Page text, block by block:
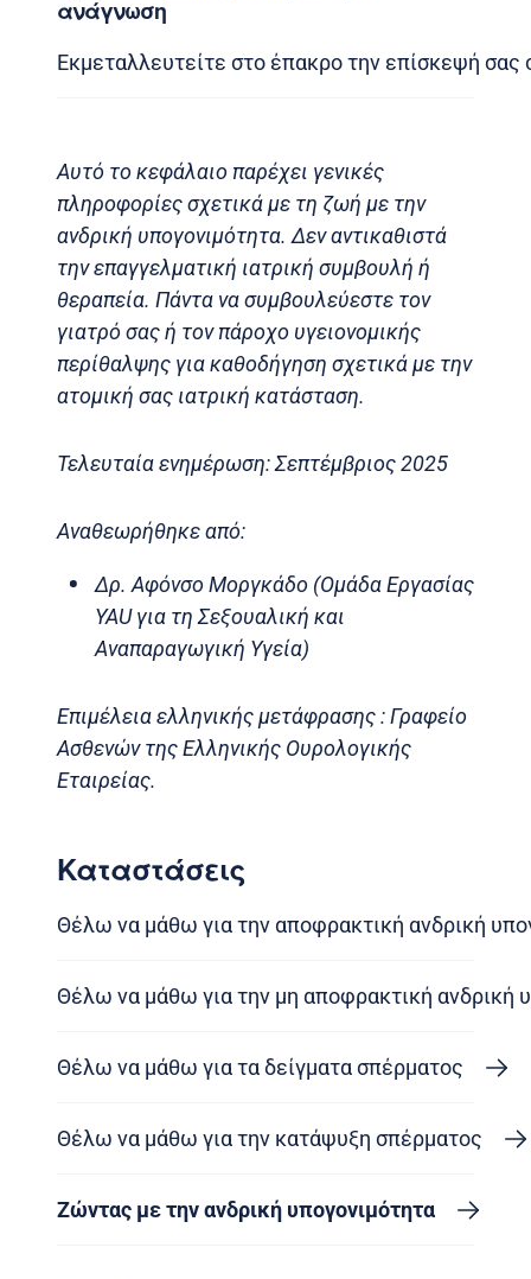
ανάγνωση
Εκμεταλλευτείτε στο έπακρο την επίσκεψή σας
Αυτό το κεφάλαιο παρέχει γενικές
πληροφορίες σχετικά με τη ζωή με την
ανδρική υπογονιμότητα. Δεν αντικαθιστά
την επαγγελματική ιατρική συμβουλή ή
θεραπεία. Πάντα να συμβουλεύεστε τον
γιατρό σας ή τον πάροχο υγειονομικής
περίθαλψης για καθοδήγηση σχετικά με την
ατομική σας ιατρική κατάσταση.
Τελευταία ενημέρωση: Σεπτέμβριος 2025
Αναθεωρήθηκε από:
Δρ. Αφόνσο Μοργκάδο (Ομάδα Εργασίας
YAU για τη Σεξουαλική και
Αναπαραγωγική Υγεία)
Επιμέλεια ελληνικής μετάφρασης : Γραφείο
Ασθενών της Ελληνικής Ουρολογικής
Εταιρείας.
Καταστάσεις
Θέλω να μάθω για την αποφρακτική ανδρική
Θέλω να μάθω για την μη αποφρακτική ανδρική
Θέλω να μάθω για τα δείγματα σπέρματος
Θέλω να μάθω για την κατάψυξη σπέρματος
Ζώντας με την ανδρική υπογονιμότητα